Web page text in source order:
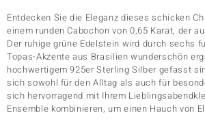
Entdecken Sie die Eleganz dieses schicken
einem runden Cabochon von 0,65 Karat, der
Der ruhige grüne Edelstein wird durch sechs
Topas-Akzente aus Brasilien wunderschön
hochwertigem 925er Sterling Silber gefasst
sich sowohl für den Alltag als auch für
sich hervorragend mit Ihrem
Ensemble kombinieren, um einen Hauch von